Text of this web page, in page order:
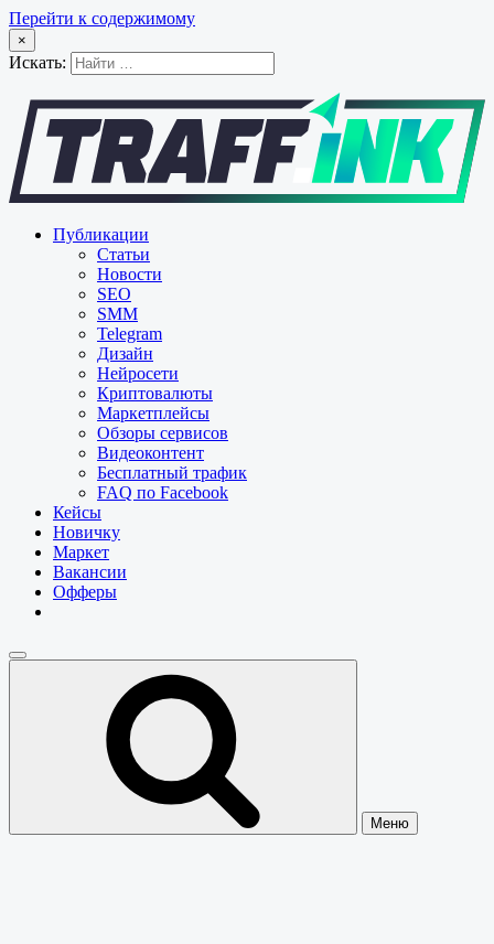
Перейти к содержимому
×
Искать:
Публикации
Статьи
Новости
SEO
SMM
Telegram
Дизайн
Нейросети
Криптовалюты
Маркетплейсы
Обзоры сервисов
Видеоконтент
Бесплатный трафик
FAQ по Facebook
Кейсы
Новичку
Маркет
Вакансии
Офферы
Меню